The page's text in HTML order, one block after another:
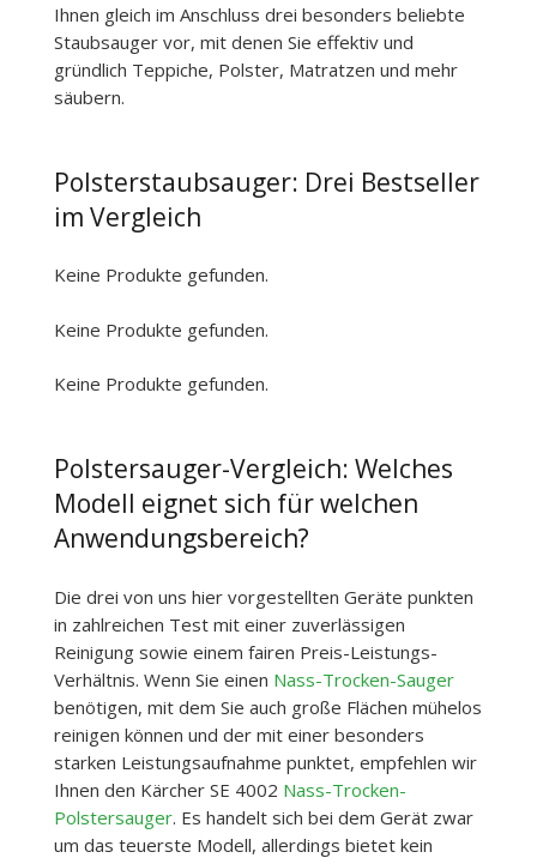
Ihnen gleich im Anschluss drei besonders beliebte
Staubsauger vor, mit denen Sie effektiv und
gründlich Teppiche, Polster, Matratzen und mehr
säubern.
Polsterstaubsauger: Drei Bestseller
im Vergleich
Keine Produkte gefunden.
Keine Produkte gefunden.
Keine Produkte gefunden.
Polstersauger-Vergleich: Welches
Modell eignet sich für welchen
Anwendungsbereich?
Die drei von uns hier vorgestellten Geräte punkten
in zahlreichen Test mit einer zuverlässigen
Reinigung sowie einem fairen Preis-Leistungs-
Verhältnis. Wenn Sie einen Nass-Trocken-Sauger
benötigen, mit dem Sie auch große Flächen mühelos
reinigen können und der mit einer besonders
starken Leistungsaufnahme punktet, empfehlen wir
Ihnen den Kärcher SE 4002 Nass-Trocken-
Polstersauger. Es handelt sich bei dem Gerät zwar
um das teuerste Modell, allerdings bietet kein